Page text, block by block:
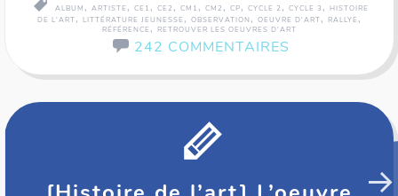
ALBUM , ARTISTE , CE1 , CE2 , CM1 , CM2 , CP, CYCLE 2 , CYCLE 3 , HISTOIRE
DE L'ART, LITTÉRATURE JEUNESSE , OBSERVATION , OEUVRE D'ART, RALLYE ,
RÉFÉRENCE , RETROUVER LES OEUVRES D'ART
242 COMMENTAIRES